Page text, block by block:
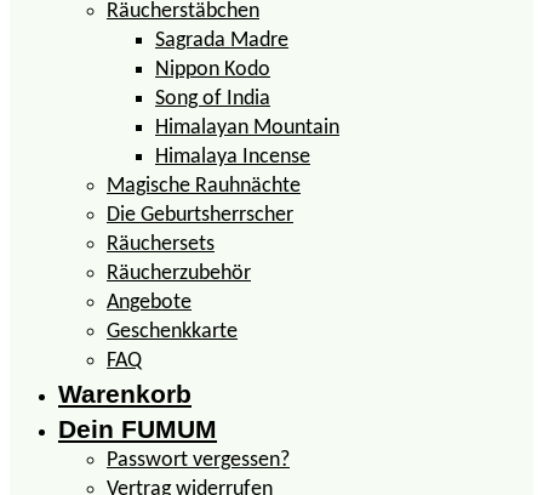
Räucherstäbchen
Sagrada Madre
Nippon Kodo
Song of India
Himalayan Mountain
Himalaya Incense
Magische Rauhnächte
Die Geburtsherrscher
Räuchersets
Räucherzubehör
Angebote
Geschenkkarte
FAQ
Warenkorb
Dein FUMUM
Passwort vergessen?
Vertrag widerrufen